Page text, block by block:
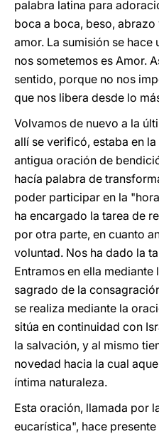
palabra latina para
boca a boca, beso, abrazo
amor. La sumisión se
nos sometemos es Amor.
sentido, porque no nos
que nos libera desde lo
Volvamos de nuevo a la
allí se verificó, estaba en
antigua oración de
hacía palabra de
poder participar en la
ha encargado la tarea de
por otra parte, en cuanto
voluntad. Nos ha dado la
Entramos en ella
sagrado de la
se realiza mediante la
sitúa en continuidad con
la salvación, y al mismo
novedad hacia la cual
íntima naturaleza.
Esta oración, llamada por
eucarística", hace